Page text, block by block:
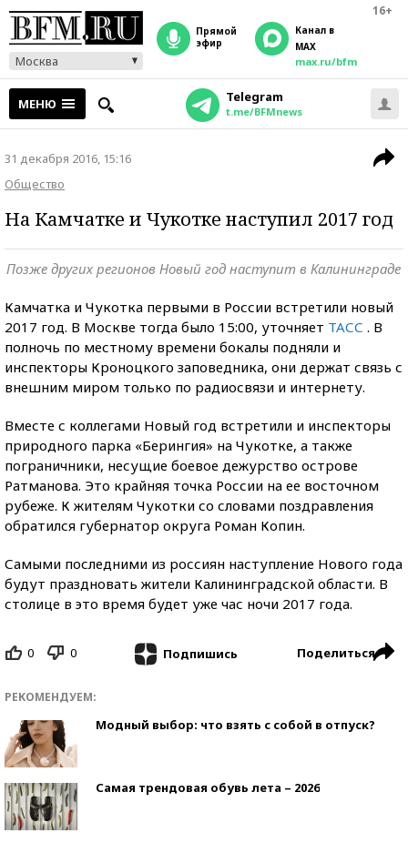
16+
Москва
прямой
эфир
Канал в
MAX
max.ru/bfm
МЕНЮ Telegram
t.me/BFMnews
31 декабря 2016, 15:16
Общество
На Камчатке и Чукотке наступил 2017 год
Позже других регионов Новый год наступит в Калининграде
Камчатка и Чукотка первыми в России встретили новый
2017 год. В Москве тогда было 15:00, уточняет ТАСС . В
полночь по местному времени бокалы подняли и
инспекторы Кроноцкого заповедника, они держат связь с
внешним миром только по радиосвязи и интернету.
Вместе с коллегами Новый год встретили и инспекторы
природного парка «Берингия» на Чукотке, а также
пограничники, несущие боевое дежурство острове
Ратманова. Это крайняя точка России на ее восточном
рубеже. К жителям Чукотки со словами поздравления
обратился губернатор округа Роман Копин.
Самыми последними из россиян наступление Нового года
будут праздновать жители Калининградской области. В
столице в это время будет уже час ночи 2017 года.
0 0 Подпишись Поделиться
РЕКОМЕНДУЕМ:
Модный выбор: что взять с собой в отпуск?
Самая трендовая обувь лета – 2026